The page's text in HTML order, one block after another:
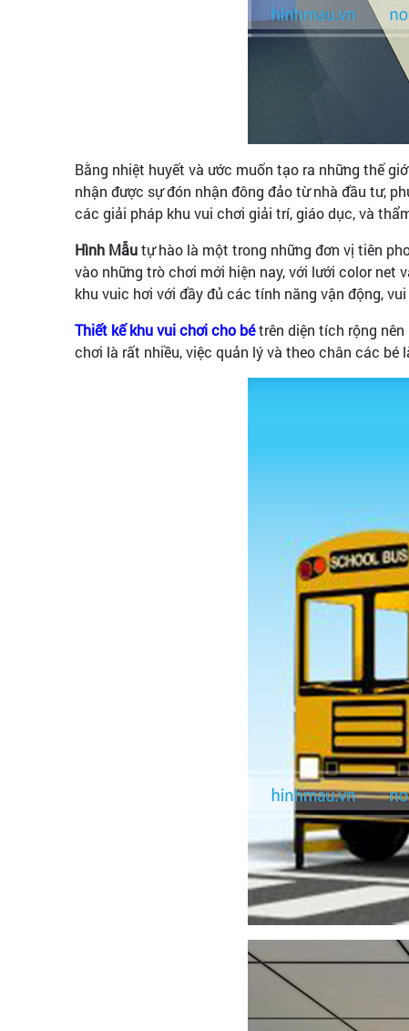
Bằng nhiệt huyết và ước muốn tạo ra những thế
nhận được sự đón nhận đông đảo từ nhà đầu tư,
các giải pháp khu vui chơi giải trí, giáo dục, và
Hình Mẫutự hào là một trong những đơn vị tiên
vào những trò chơi mới hiện nay, với lưới color net
khu vuic hơi với đầy đủ các tính năng vận động,
Thiết kế khu vui chơi cho bétrên diện tích rộng
chơi là rất nhiều, việc quản lý và theo chân các bé